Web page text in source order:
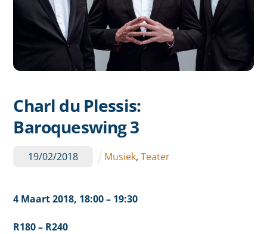
Charl du Plessis:
Baroqueswing 3
19/02/2018 Musiek,Teater
4 Maart 2018, 18:00– 19:30
R180 – R240